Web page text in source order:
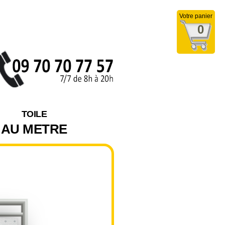
Votre panier
0
TOILE
AU METRE